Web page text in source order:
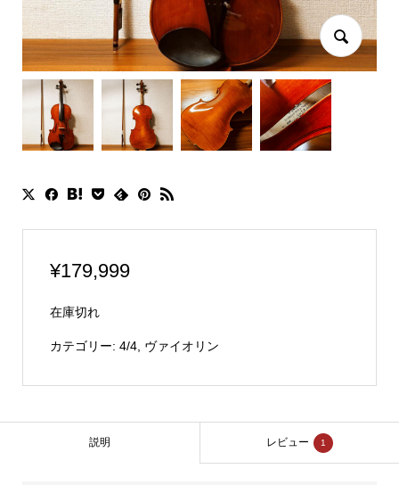
¥179,999
在庫切れ
カテゴリー: 4/4, ヴァイオリン
説明 レビュー 1